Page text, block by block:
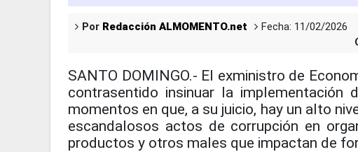
Por Redacción ALMOMENTO.net
Fecha: 11/02/2026
SANTO DOMINGO.- El exministro de
contrasentido insinuar la
momentos en que, a su juicio, hay un alto
escandalosos actos de corrupción en
productos y otros males que impactan de